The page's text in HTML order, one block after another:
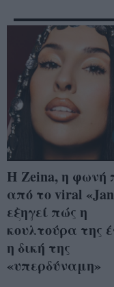
Η Zeina, η φωνή
από το viral
εξηγεί πώς η
κουλτούρα της
η δική της
«υπερδύναμη»